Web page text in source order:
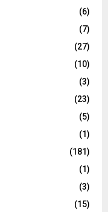
(6)
(7)
(27)
(10)
(3)
(23)
(5)
(1)
(181)
(1)
(3)
(15)